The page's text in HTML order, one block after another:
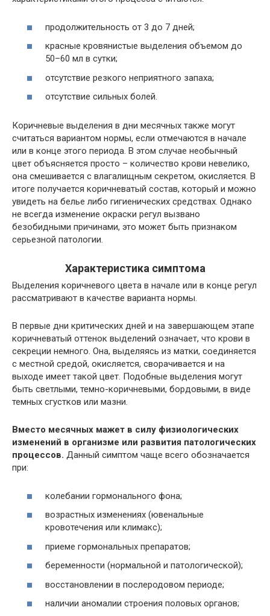
продолжительность от 3 до 7 дней;
красные кровянистые выделения объемом до
50–60 мл в сутки;
отсутствие резкого неприятного запаха;
отсутствие сильных болей.
Коричневые выделения в дни месячных также могут
считаться вариантом нормы, если отмечаются в начале
или в конце этого периода. В этом случае необычный
цвет объясняется просто – количество крови невелико,
она смешивается с влагалищным секретом, окисляется. В
итоге получается коричневатый состав, который и можно
увидеть на белье либо гигиенических средствах. Однако
не всегда изменение окраски регул вызвано
безобидными причинами, это может быть признаком
серьезной патологии.
Характеристика симптома
Выделения коричневого цвета в начале или в конце регул
рассматривают в качестве варианта нормы.
В первые дни критических дней и на завершающем этапе
коричневатый оттенок выделений означает, что крови в
секреции немного. Она, выделяясь из матки, соединяется
с местной средой, окисляется, сворачивается и на
выходе имеет такой цвет. Подобные выделения могут
быть светлыми, темно-коричневыми, бордовыми, в виде
темных сгустков или мазни.
Вместо месячных мажет в силу физиологических
изменений в организме или развития патологических
процессов. Данный симптом чаще всего обозначается
при:
колебании гормонального фона;
возрастных изменениях (ювенальные
кровотечения или климакс);
приеме гормональных препаратов;
беременности (нормальной и патологической);
восстановлении в послеродовом периоде;
наличии аномалии строения половых органов;